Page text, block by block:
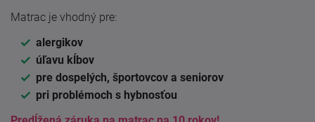
Matrac je vhodný pre:
alergikov
úľavu kĺbov
pre dospelých, športovcov a seniorov
pri problémoch s hybnosťou